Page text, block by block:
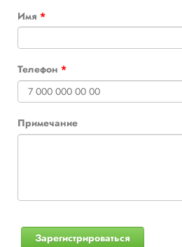
Имя*
Телефон*
Примечание